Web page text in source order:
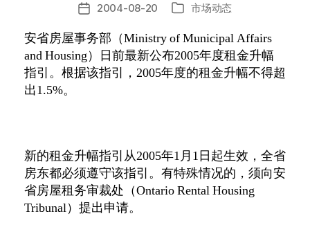
发
日
期
2004-08-20
分 市场动态
安省房屋事务部（Ministry of Municipal Affairs
and Housing）日前最新公布2005年度租金升幅
指引。根据该指引， 2005年度的租金升幅不得超
出1.5%。
新的租金升幅指引从2005年1月 1日起生效，全省
房东都必须遵守该指引。有特殊情况的，须向安
省房屋租务审裁处（Ontario Rental Housing
Tribunal）提出申请。